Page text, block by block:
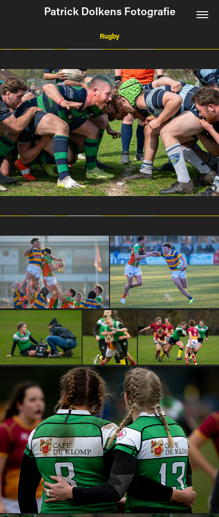
Patrick Dolkens Fotografie
Rugby